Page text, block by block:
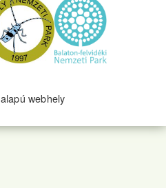
alapú webhely